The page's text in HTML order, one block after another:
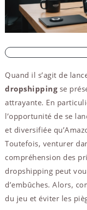
Quand il s’agit de
dropshippingse
attrayante. En
l’opportunité de se
et diversifiée
Toutefois, venturer
compréhension des
dropshipping peut
d’embûches. Alors,
du jeu et éviter les